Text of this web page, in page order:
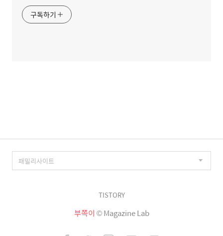
구독하기
TISTORY
부쪽이 © Magazine Lab